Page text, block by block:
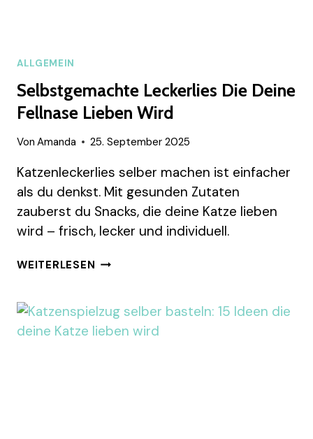
ALLGEMEIN
Selbstgemachte Leckerlies Die Deine
Fellnase Lieben Wird
Von Amanda 25. September 2025
Katzenleckerlies selber machen ist einfacher
als du denkst. Mit gesunden Zutaten
zauberst du Snacks, die deine Katze lieben
wird – frisch, lecker und individuell.
WEITERLESEN SELBSTGEMACHTE
DEINE
FELLNASE
LIEBEN